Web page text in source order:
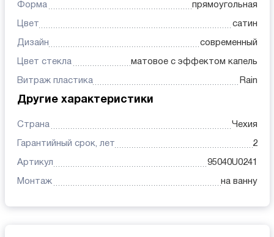
Форма прямоугольная
Цвет сатин
Дизайн современный
Цвет стекла матовое с эффектом капель
Витраж пластика Rain
Другие характеристики
Страна Чехия
Гарантийный срок, лет 2
Артикул 95040U0241
Монтаж на ванну